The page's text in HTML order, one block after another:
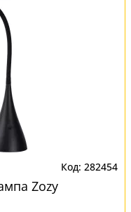
282454
Zozy